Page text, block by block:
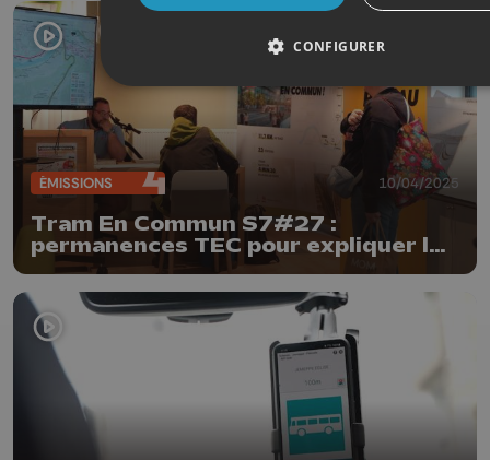
ÉMISSIONS 10/04/2025
Tram En Commun S7#27 :
permanences TEC pour expliquer le
nouveau réseau
CONFIGURER